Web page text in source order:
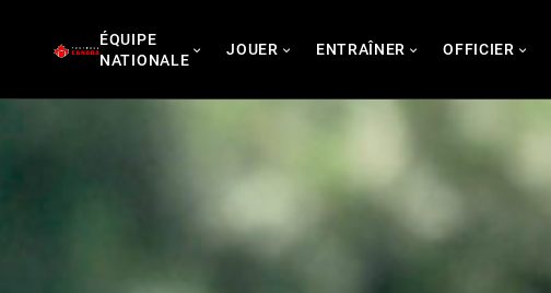
ÉQUIPE
NATIONALE
JOUER ENTRAÎNER OFFICIER